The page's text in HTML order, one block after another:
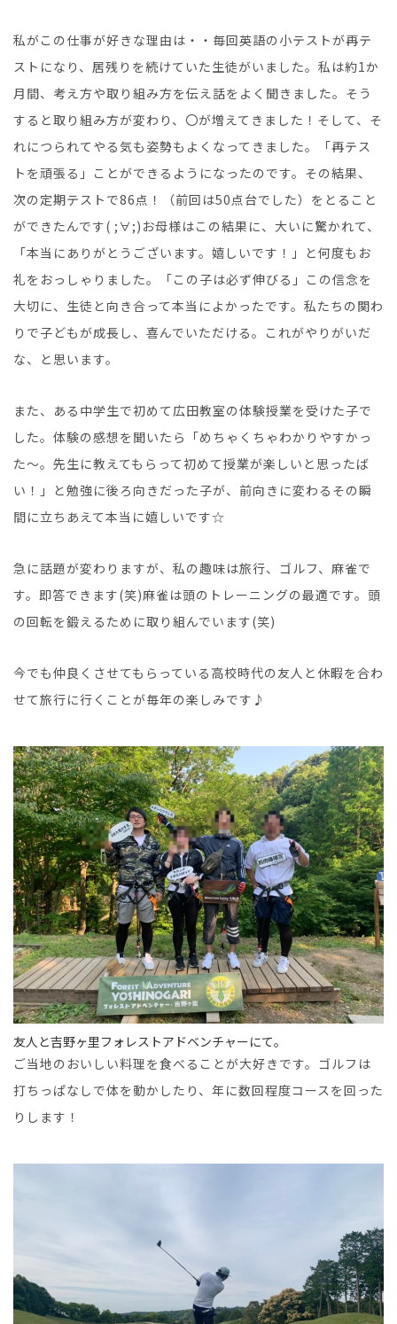
私がこの仕事が好きな理由は・・毎回英語の小テストが再テ
ストになり、居残りを続けていた生徒がいました。私は約1か
月間、考え方や取り組み方を伝え話をよく聞きました。そう
すると取り組み方が変わり、〇が増えてきました！そして、そ
れにつられてやる気も姿勢もよくなってきました。「再テス
トを頑張る」ことができるようになったのです。その結果、
次の定期テストで86点！（前回は50点台でした）をとること
ができたんです( ;∀;)お母様はこの結果に、大いに驚かれて、
「本当にありがとうございます。嬉しいです！」と何度もお
礼をおっしゃりました。「この子は必ず伸びる」この信念を
大切に、生徒と向き合って本当によかったです。私たちの関わ
りで子どもが成長し、喜んでいただける。これがやりがいだ
な、と思います。
また、ある中学生で初めて広田教室の体験授業を受けた子で
した。体験の感想を聞いたら「めちゃくちゃわかりやすかっ
た～。先生に教えてもらって初めて授業が楽しいと思ったば
い！」と勉強に後ろ向きだった子が、前向きに変わるその瞬
間に立ちあえて本当に嬉しいです☆
急に話題が変わりますが、私の趣味は旅行、ゴルフ、麻雀で
す。即答できます(笑)麻雀は頭のトレーニングの最適です。頭
の回転を鍛えるために取り組んでいます(笑)
今でも仲良くさせてもらっている高校時代の友人と休暇を合わ
せて旅行に行くことが毎年の楽しみです♪
友人と吉野ヶ里フォレストアドベンチャーにて。
ご当地のおいしい料理を食べることが大好きです。ゴルフは
打ちっぱなしで体を動かしたり、年に数回程度コースを回った
りします！